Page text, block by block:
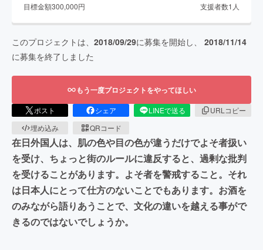
目標金額300,000円 支援者数1 人
このプロジェクトは、 2018/09/29に募集を開始し、 2018/11/14
に募集を終了しました
もう一度プロジェクトをやってほしい
ポスト シェア LINEで送る
URLコピー
埋め込み
QRコード
在日外国人は、肌の色や目の色が違うだけでよそ者扱い
を受け、ちょっと街のルールに違反すると、過剰な批判
を受けることがあります。よそ者を警戒すること。それ
は日本人にとって仕方のないことでもあります。お酒を
のみながら語りあうことで、文化の違いを越える事がで
きるのではないでしょうか。